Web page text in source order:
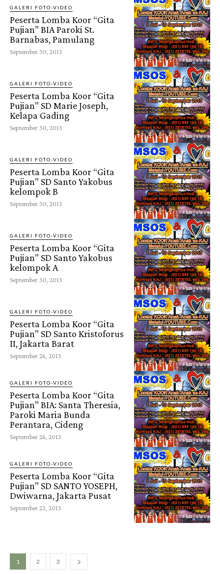
GALERI FOTO-VIDEO
Peserta Lomba Koor “Gita
Pujian” BIA Paroki St.
Barnabas, Pamulang
September 30, 2013
GALERI FOTO-VIDEO
Peserta Lomba Koor “Gita
Pujian” SD Marie Joseph,
Kelapa Gading
September 30, 2013
GALERI FOTO-VIDEO
Peserta Lomba Koor “Gita
Pujian” SD Santo Yakobus
kelompok B
September 30, 2013
GALERI FOTO-VIDEO
Peserta Lomba Koor “Gita
Pujian” SD Santo Yakobus
kelompok A
September 30, 2013
GALERI FOTO-VIDEO
Peserta Lomba Koor “Gita
Pujian” SD Santo Kristoforus
II, Jakarta Barat
September 26, 2013
GALERI FOTO-VIDEO
Peserta Lomba Koor “Gita
Pujian” BIA: Santa Theresia,
Paroki Maria Bunda
Perantara, Cideng
September 26, 2013
GALERI FOTO-VIDEO
Peserta Lomba Koor “Gita
Pujian” SD SANTO YOSEPH,
Dwiwarna, Jakarta Pusat
September 23, 2013
1 2 3